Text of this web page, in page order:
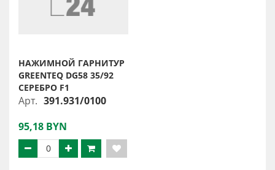
НАЖИМНОЙ ГАРНИТУР
GREENTEQ DG58 35/92
СЕРЕБРО F1
Арт. 391.931/0100
95,18 BYN